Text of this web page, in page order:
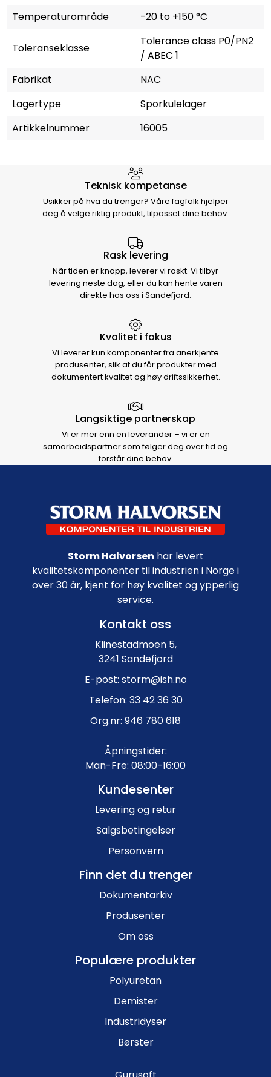
Temperaturområde
-20 to +150 °C
Toleranseklasse
Tolerance class P0/PN2
/ ABEC 1
Fabrikat
NAC
Lagertype
Sporkulelager
Artikkelnummer
16005
Hvorfor velge Storm Halvorsen
Teknisk kompetanse
Usikker på hva du trenger? Våre fagfolk hjelper
deg å velge riktig produkt, tilpasset dine behov.
Rask levering
Når tiden er knapp, leverer vi raskt. Vi tilbyr
levering neste dag, eller du kan hente varen
direkte hos oss i Sandefjord.
Kvalitet i fokus
Vi leverer kun komponenter fra anerkjente
produsenter, slik at du får produkter med
dokumentert kvalitet og høy driftssikkerhet.
Langsiktige partnerskap
Vi er mer enn en leverandør – vi er en
samarbeidspartner som følger deg over tid og
forstår dine behov.
Footer navigation
Storm Halvorsen har levert
kvalitetskomponenter til industrien i Norge i
over 30 år, kjent for høy kvalitet og ypperlig
service.
Kontakt oss
Klinestadmoen 5,
3241 Sandefjord
E-post: storm@ish.no
Telefon: 33 42 36 30
Org.nr: 946 780 618
Åpningstider:
Man-Fre: 08:00-16:00
Kundesenter
Levering og retur
Salgsbetingelser
Personvern
Finn det du trenger
Dokumentarkiv
Produsenter
Om oss
Populære produkter
Polyuretan
Demister
Industridyser
Børster